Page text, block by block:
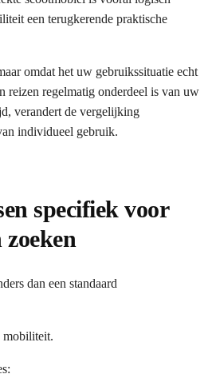
een terugkerende praktische
omdat het uw gebruikssituatie echt
reizen regelmatig onderdeel is van uw
verandert de vergelijking
individueel gebruik.
specifiek voor
zoeken
dan een standaard
mobiliteit.